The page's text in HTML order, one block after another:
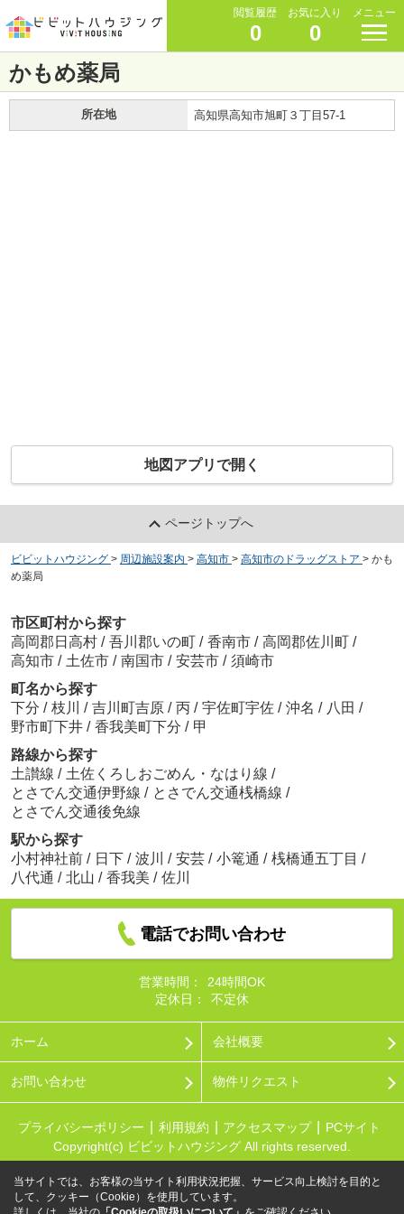
閲覧履歴
0
お気に入り
0
メニュー
かもめ薬局
所在地 高知県高知市旭町３丁目57-1
地図アプリで開く
ページトップへ
ビビットハウジング > 周辺施設案内 > 高知市 > 高知市のドラッグストア > かも
め薬局
市区町村から探す
高岡郡日高村 / 吾川郡いの町 / 香南市 / 高岡郡佐川町 /
高知市 / 土佐市 / 南国市 / 安芸市 / 須崎市
町名から探す
下分 / 枝川 / 吉川町吉原 / 丙 / 宇佐町宇佐 / 沖名 / 八田 /
野市町下井 / 香我美町下分 / 甲
路線から探す
土讃線 / 土佐くろしおごめん・なはり線 /
とさでん交通伊野線 / とさでん交通桟橋線 /
とさでん交通後免線
駅から探す
小村神社前 / 日下 / 波川 / 安芸 / 小篭通 / 桟橋通五丁目 /
八代通 / 北山 / 香我美 / 佐川
電話でお問い合わせ
営業時間：
24時間OK
定休日：
不定休
ホーム 会社概要
お問い合わせ 物件リクエスト
プライバシーポリシー 利用規約 アクセスマップ
PCサイト
Copyright(c) ビビットハウジング All rights reserved.
当サイトでは、お客様の当サイト利用状況把握、サービス向上検討を目的と
して、クッキー（Cookie）を使用しています。